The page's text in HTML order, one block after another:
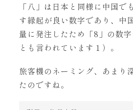
「八」は日本と同様に中国で
す縁起が良い数字であり、中
量に発注したため「8」の数
とも言われています１）。
旅客機のネーミング、あまり
たのですね。